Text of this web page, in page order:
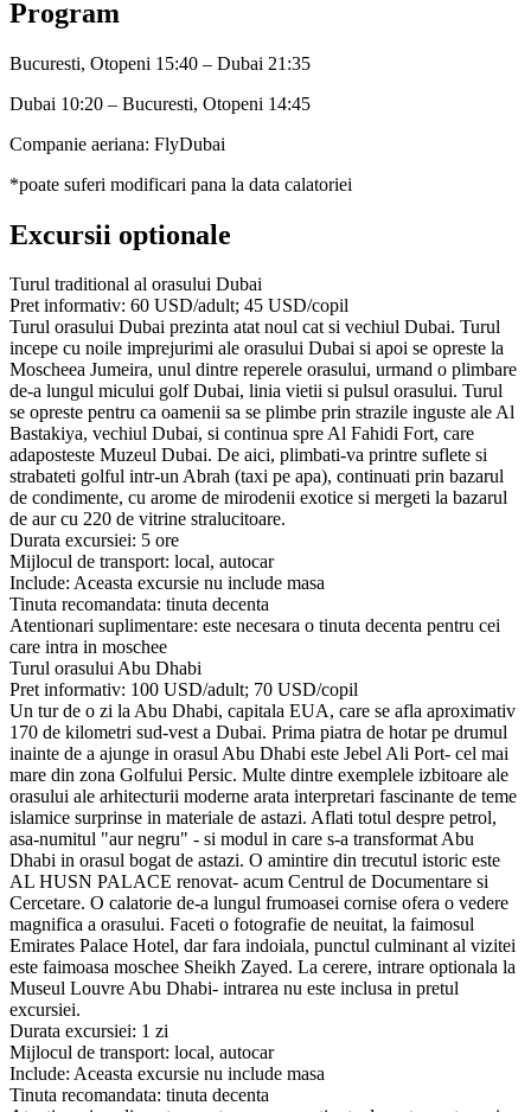
Program
Bucuresti, Otopeni 15:40 – Dubai 21:35
Dubai 10:20 – Bucuresti, Otopeni 14:45
Companie aeriana: FlyDubai
*poate suferi modificari pana la data calatoriei
Excursii optionale
Turul traditional al orasului Dubai
Pret informativ: 60 USD/adult; 45 USD/copil
Turul orasului Dubai prezinta atat noul cat si vechiul Dubai. Turul
incepe cu noile imprejurimi ale orasului Dubai si apoi se opreste la
Moscheea Jumeira, unul dintre reperele orasului, urmand o plimbare
de-a lungul micului golf Dubai, linia vietii si pulsul orasului. Turul
se opreste pentru ca oamenii sa se plimbe prin strazile inguste ale Al
Bastakiya, vechiul Dubai, si continua spre Al Fahidi Fort, care
adaposteste Muzeul Dubai. De aici, plimbati-va printre suflete si
strabateti golful intr-un Abrah (taxi pe apa), continuati prin bazarul
de condimente, cu arome de mirodenii exotice si mergeti la bazarul
de aur cu 220 de vitrine stralucitoare.
Durata excursiei: 5 ore
Mijlocul de transport: local, autocar
Include: Aceasta excursie nu include masa
Tinuta recomandata: tinuta decenta
Atentionari suplimentare: este necesara o tinuta decenta pentru cei
care intra in moschee
Turul orasului Abu Dhabi
Pret informativ: 100 USD/adult; 70 USD/copil
Un tur de o zi la Abu Dhabi, capitala EUA, care se afla aproximativ
170 de kilometri sud-vest a Dubai. Prima piatra de hotar pe drumul
inainte de a ajunge in orasul Abu Dhabi este Jebel Ali Port- cel mai
mare din zona Golfului Persic. Multe dintre exemplele izbitoare ale
orasului ale arhitecturii moderne arata interpretari fascinante de teme
islamice surprinse in materiale de astazi. Aflati totul despre petrol,
asa-numitul "aur negru" - si modul in care s-a transformat Abu
Dhabi in orasul bogat de astazi. O amintire din trecutul istoric este
AL HUSN PALACE renovat- acum Centrul de Documentare si
Cercetare. O calatorie de-a lungul frumoasei cornise ofera o vedere
magnifica a orasului. Faceti o fotografie de neuitat, la faimosul
Emirates Palace Hotel, dar fara indoiala, punctul culminant al vizitei
este faimoasa moschee Sheikh Zayed. La cerere, intrare optionala la
Museul Louvre Abu Dhabi- intrarea nu este inclusa in pretul
excursiei.
Durata excursiei: 1 zi
Mijlocul de transport: local, autocar
Include: Aceasta excursie nu include masa
Tinuta recomandata: tinuta decenta